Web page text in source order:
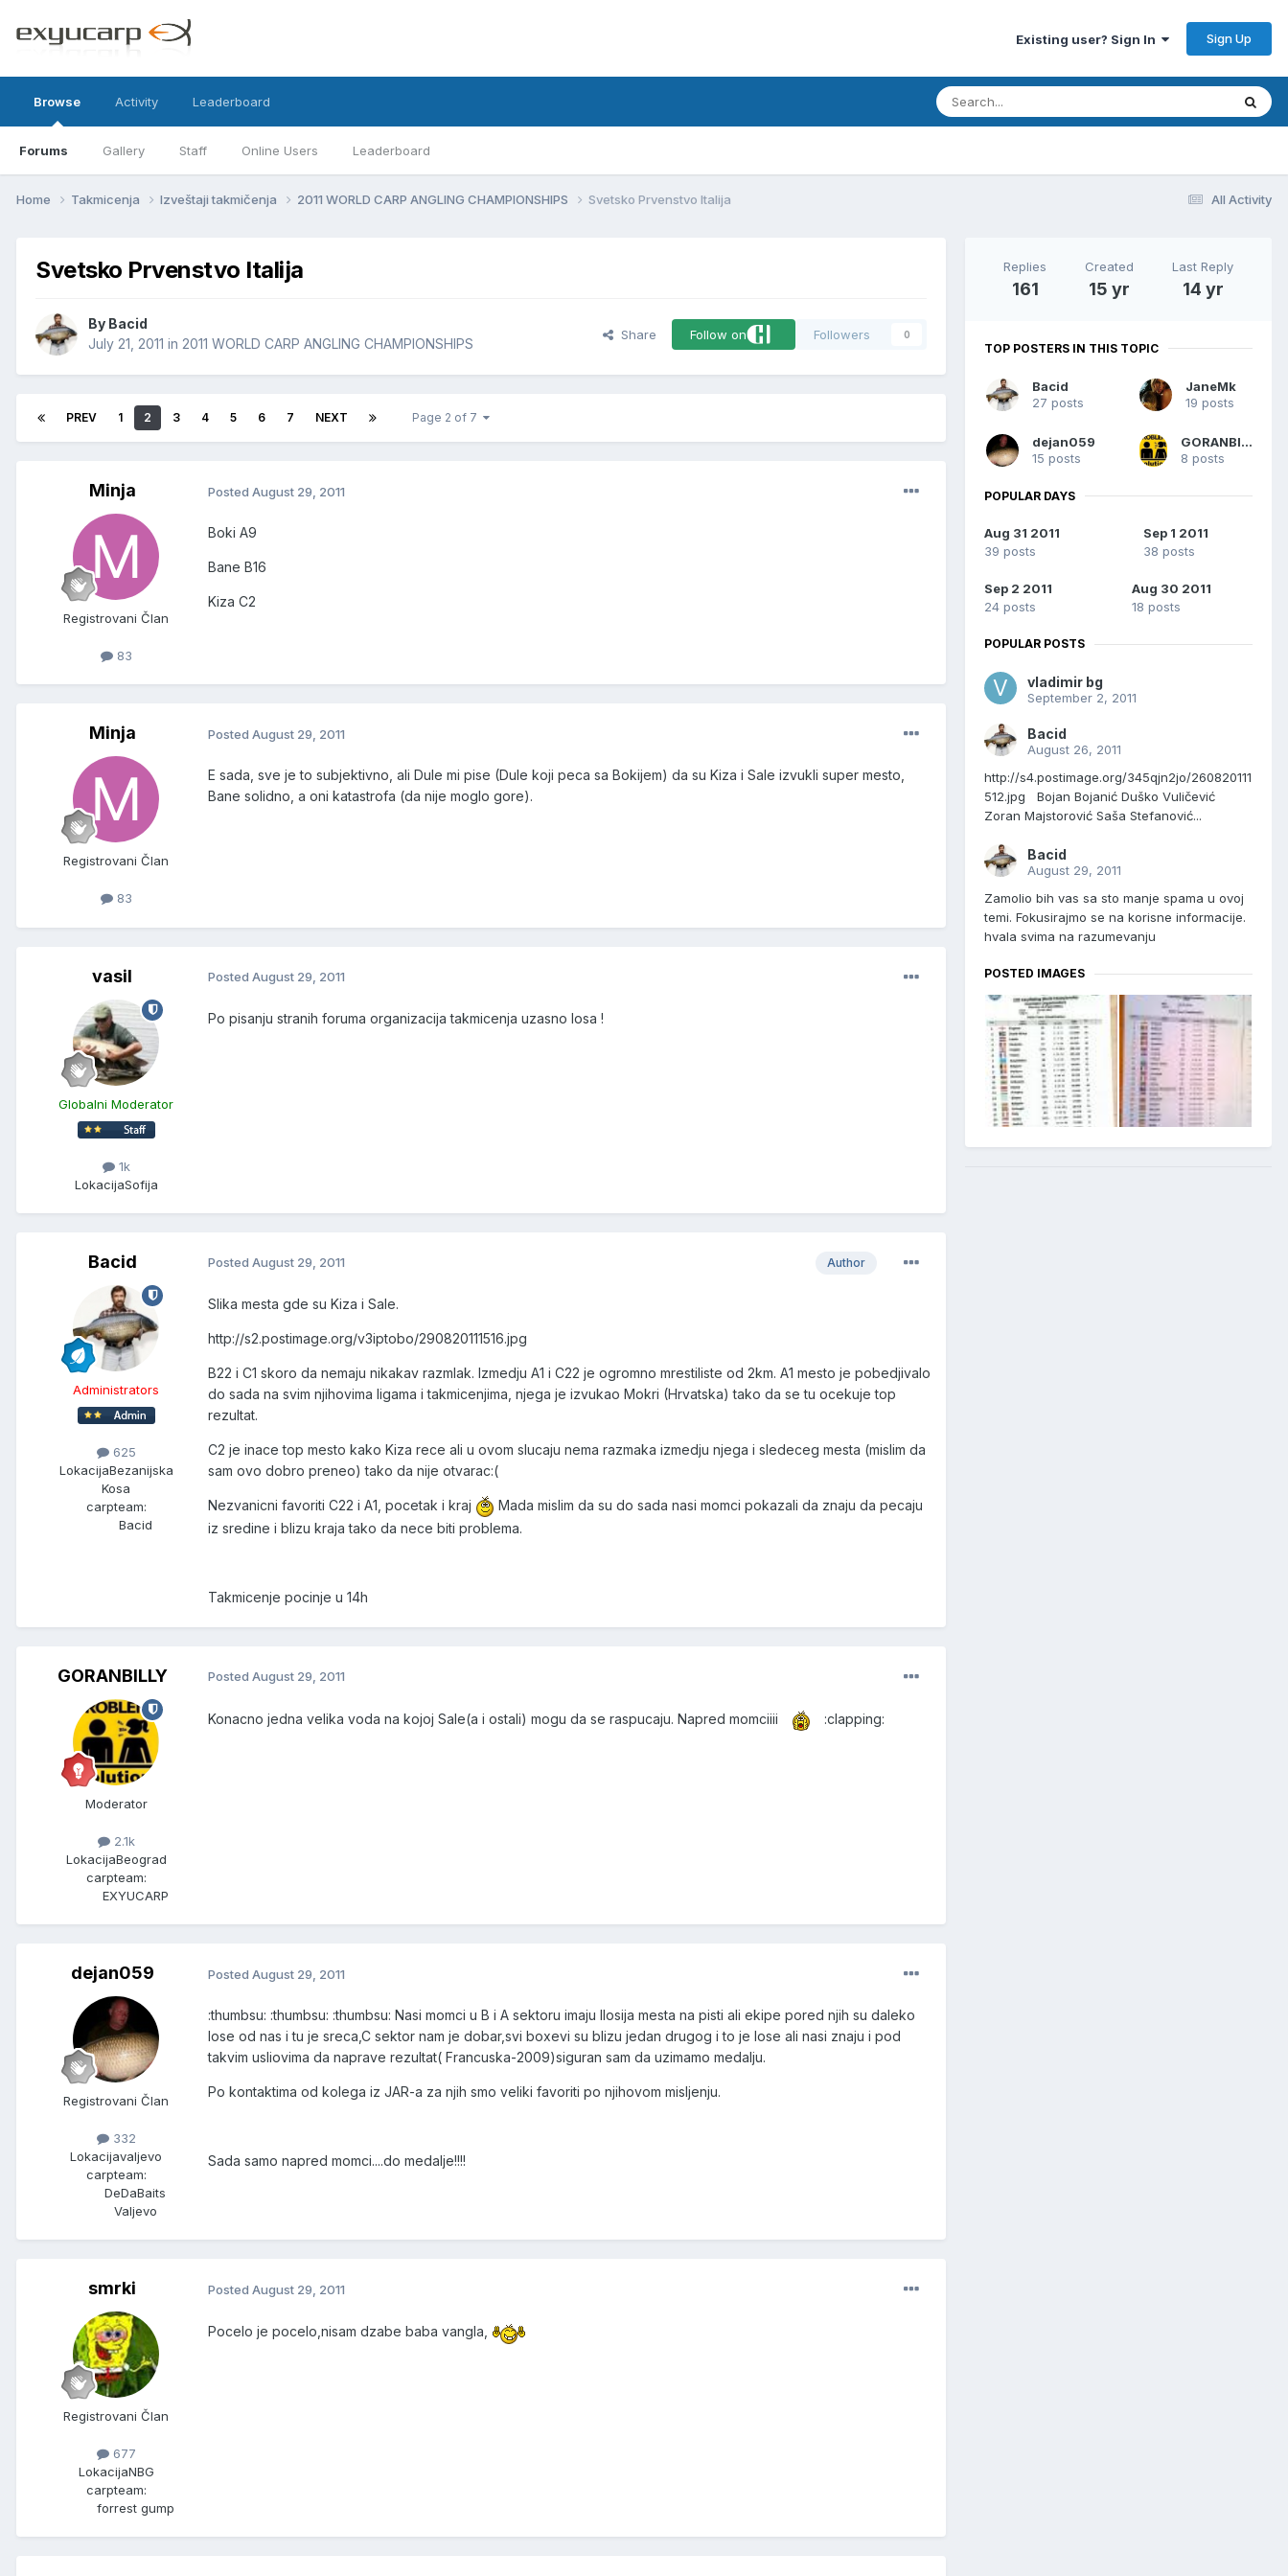
Existing user? Sign In Sign Up
Browse
Forums Gallery Staff Online Users Leaderboard
Activity Leaderboard
All Activity
Home Takmicenja Izveštaji takmičenja 2011 WORLD CARP ANGLING CHAMPIONSHIPS Svetsko Prvenstvo Italija
Svetsko Prvenstvo Italija
By Bacid
July 21, 2011 in 2011 WORLD CARP ANGLING CHAMPIONSHIPS
Share Follow on Followers 0
PREV 1 2 3 4 5 6 7 NEXT Page 2 of 7
Minja
Registrovani Član
83
Posted August 29, 2011
Boki A9
Bane B16
Kiza C2
Minja
Registrovani Član
83
Posted August 29, 2011
E sada, sve je to subjektivno, ali Dule mi pise (Dule koji peca sa Bokijem) da su Kiza i Sale izvukli super mesto,
Bane solidno, a oni katastrofa (da nije moglo gore).
vasil
Globalni Moderator
1k
LokacijaSofija
Posted August 29, 2011
Po pisanju stranih foruma organizacija takmicenja uzasno losa !
Bacid
Administrators
625
LokacijaBezanijska
Kosa
carpteam:
Bacid
Author
Posted August 29, 2011
Slika mesta gde su Kiza i Sale.
http://s2.postimage.org/v3iptobo/290820111516.jpg
B22 i C1 skoro da nemaju nikakav razmlak. Izmedju A1 i C22 je ogromno mrestiliste od 2km. A1 mesto je pobedjivalo
do sada na svim njihovima ligama i takmicenjima, njega je izvukao Mokri (Hrvatska) tako da se tu ocekuje top
rezultat.
C2 je inace top mesto kako Kiza rece ali u ovom slucaju nema razmaka izmedju njega i sledeceg mesta (mislim da
sam ovo dobro preneo) tako da nije otvarac:(
Nezvanicni favoriti C22 i A1, pocetak i kraj
Mada mislim da su do sada nasi momci pokazali da znaju da pecaju
iz sredine i blizu kraja tako da nece biti problema.
Takmicenje pocinje u 14h
GORANBILLY
Moderator
2.1k
LokacijaBeograd
carpteam:
EXYUCARP
Posted August 29, 2011
Konacno jedna velika voda na kojoj Sale(a i ostali) mogu da se raspucaju. Napred momciiii :clapping:
dejan059
Registrovani Član
332
Lokacijavaljevo
carpteam:
DeDaBaits
Valjevo
Posted August 29, 2011
:thumbsu: :thumbsu: :thumbsu: Nasi momci u B i A sektoru imaju llosija mesta na pisti ali ekipe pored njih su daleko
lose od nas i tu je sreca,C sektor nam je dobar,svi boxevi su blizu jedan drugog i to je lose ali nasi znaju i pod
takvim usliovima da naprave rezultat( Francuska-2009)siguran sam da uzimamo medalju.
Po kontaktima od kolega iz JAR-a za njih smo veliki favoriti po njihovom misljenju.
Sada samo napred momci....do medalje!!!!
smrki
Registrovani Član
677
LokacijaNBG
carpteam:
forrest gump
Posted August 29, 2011
Pocelo je pocelo,nisam dzabe baba vangla,
Replies
161
Created
15 yr
Last Reply
14 yr
TOP POSTERS IN THIS TOPIC
Bacid
27 posts
JaneMk
19 posts
dejan059
15 posts
GORANBILLY
8 posts
POPULAR DAYS
Aug 31 2011
39 posts
Sep 1 2011
38 posts
Sep 2 2011
24 posts
Aug 30 2011
18 posts
POPULAR POSTS
vladimir bg
September 2, 2011
Bacid
August 26, 2011
http://s4.postimage.org/345qjn2jo/260820111
512.jpg Bojan Bojanić Duško Vuličević
Zoran Majstorović Saša Stefanović...
Bacid
August 29, 2011
Zamolio bih vas sa sto manje spama u ovoj
temi. Fokusirajmo se na korisne informacije.
hvala svima na razumevanju
POSTED IMAGES